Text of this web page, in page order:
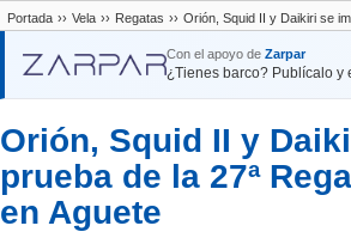
Portada ›› Vela ›› Regatas ›› Orión, Squid II y Daikiri se
Con el apoyo de Zarpar
¿Tienes barco? Publícalo y
Orión, Squid II y
prueba de la 27ª
en Aguete